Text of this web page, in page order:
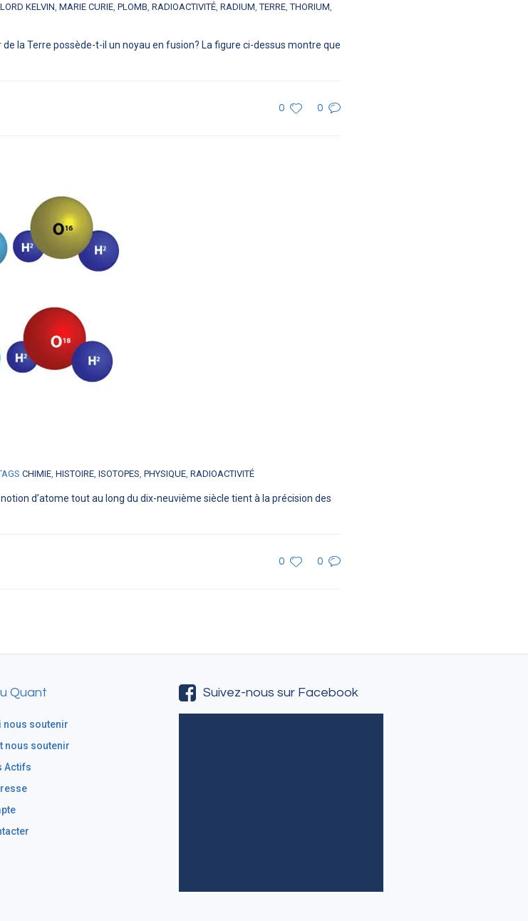
LORD KELVIN, MARIE CURIE, PLOMB, RADIOACTIVITÉ, RADIUM,TERRE,THORIUM,
la Terre possède-t-il un noyau en fusion? La figure ci-dessus montre que
0 0
CHIMIE, HISTOIRE, ISOTOPES, PHYSIQUE, RADIOACTIVITÉ
d’atome tout au long du dix-neuvième siècle tient à la précision des
0 0
Quant
nous soutenir
nous soutenir
Actifs
Suivez-nous sur Facebook